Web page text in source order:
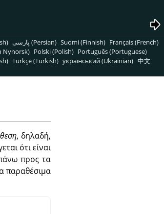
پارسی (Persian) Suomi (Finnish) Français (French)
Nynorsk) Polski (Polish) Português (Portuguese)
Türkçe (Turkish) український (Ukrainian) 中文
, δηλαδή,
ότι είναι
προς τα
παραθέσιμα